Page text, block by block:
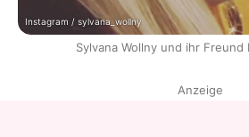
Instagram / sylvana_wollny
Sylvana Wollny und ihr Freund
Anzeige